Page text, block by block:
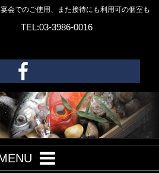
会でのご使用、また接待にも利用可の個室も
TEL:03-3986-0016